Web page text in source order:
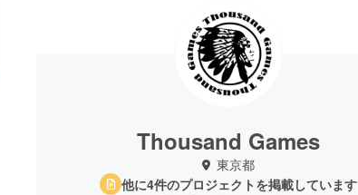
Thousand Games
東京都
他に4件のプロジェクトを掲載しています